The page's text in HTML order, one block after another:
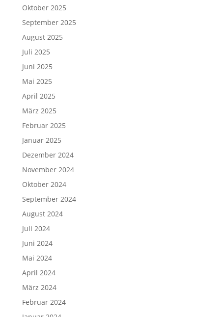
Oktober 2025
September 2025
August 2025
Juli 2025
Juni 2025
Mai 2025
April 2025
März 2025
Februar 2025
Januar 2025
Dezember 2024
November 2024
Oktober 2024
September 2024
August 2024
Juli 2024
Juni 2024
Mai 2024
April 2024
März 2024
Februar 2024